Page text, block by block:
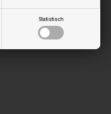
Statistisch
zu Cadel